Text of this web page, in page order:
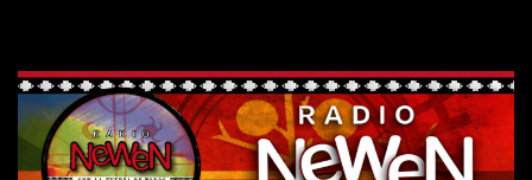
content